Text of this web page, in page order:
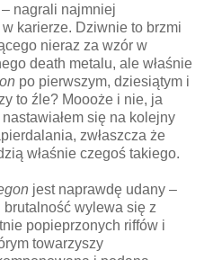
nagrali najmniej
karierze. Dziwnie to brzmi
nieraz za wzór w
death metalu, ale właśnie
po pierwszym, dziesiątym i
to źle? Moooże i nie, ja
się na kolejny
zwłaszcza że
właśnie czegoś takiego.
jest naprawdę udany –
wylewa się z
popieprzonych riffów i
towarzyszy